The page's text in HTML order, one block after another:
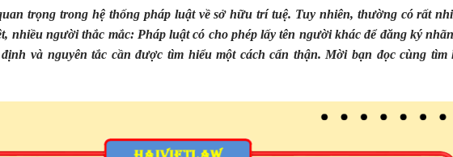
trọng trong hệ thống pháp luật về sở hữu trí tuệ. Tuy nhiên, thường có rất
nhiều người thắc mắc: Pháp luật có cho phép lấy tên người khác để đăng ký
và nguyên tắc cần được tìm hiểu một cách cẩn thận. Mời bạn đọc cùng tìm